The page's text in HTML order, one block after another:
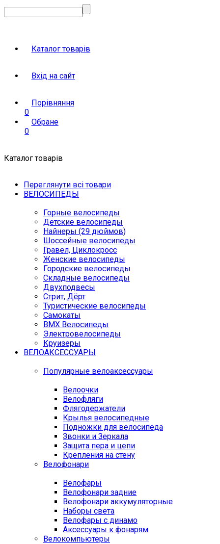
Каталог товарів
Вхід на сайт
Порівняння
0
Обране
0
Каталог товарів
Переглянути всі товари
ВЕЛОСИПЕДЫ
Горные велосипеды
Детские велосипеды
Найнеры (29 дюймов)
Шоссейные велосипеды
Гравел, Циклокросс
Женские велосипеды
Городcкие велосипеды
Складные велосипеды
Двухподвесы
Стрит, Дёрт
Туристические велосипеды
Самокаты
BMX Велосипеды
Электровелосипеды
Круизеры
ВЕЛОАКСЕССУАРЫ
Популярные велоаксессуары
Велоочки
Велофляги
Флягодержатели
Крылья велосипедные
Подножки для велосипеда
Звонки и Зеркала
Защита пера и цепи
Крепления на стену
Велофонари
Велофары
Велофонари задние
Велофонари аккумуляторные
Наборы света
Велофары с динамо
Аксессуары к фонарям
Велокомпьютеры